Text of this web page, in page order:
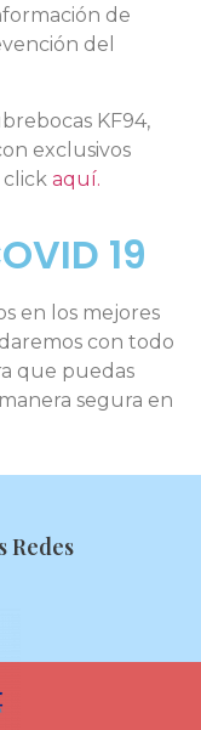
de
del
KF94,
exclusivos
click aquí.
19
en los mejores
con todo
que puedas
segura en
Redes